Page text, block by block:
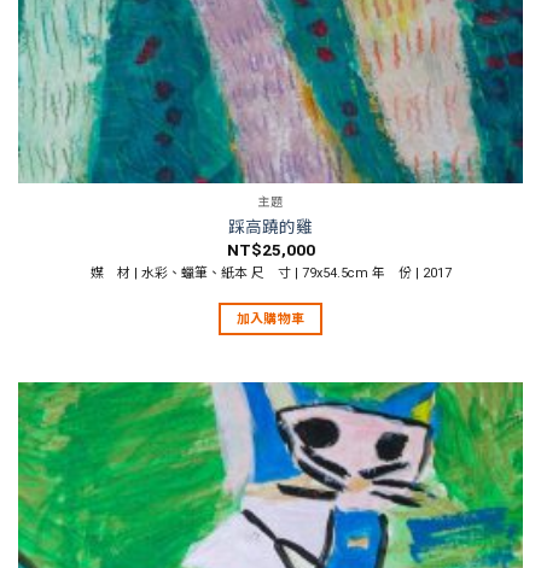
主題
踩高蹺的雞
NT$25,000
媒 材 | 水彩、蠟筆、紙本 尺 寸 | 79x54.5cm 年 份 | 2017
加入購物車